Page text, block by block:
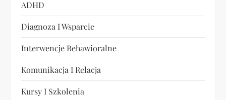
u
ADHD
Diagnoza I Wsparcie
Interwencje Behawioralne
Komunikacja I Relacja
Kursy I Szkolenia